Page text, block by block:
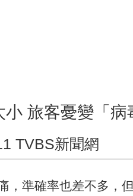
旅客憂變「病
TVBS新聞網
準確率也差不多，